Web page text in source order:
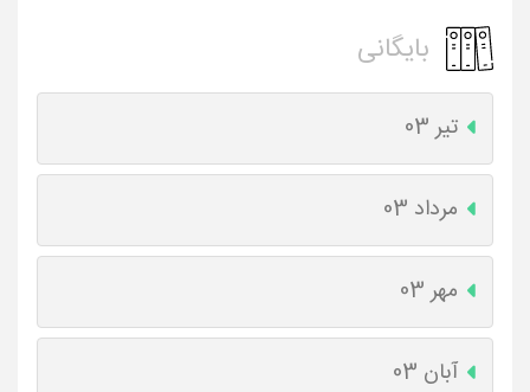
بایگانی
تیر 03
مرداد 03
مهر 03
آبان 03